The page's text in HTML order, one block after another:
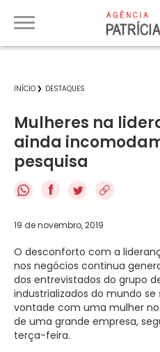
INÍCIO DESTAQUES
Mulheres na
ainda
pesquisa
f
19 de novembro, 2019
O desconforto com a
nos negócios continua
dos entrevistados do grupo
industrializados do mundo
vontade com uma mulher
de uma grande empresa,
terça-feira.